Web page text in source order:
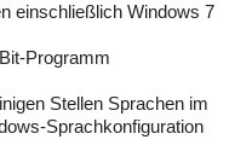
einschließlich Windows 7
Programm
Stellen Sprachen im
Sprachkonfiguration